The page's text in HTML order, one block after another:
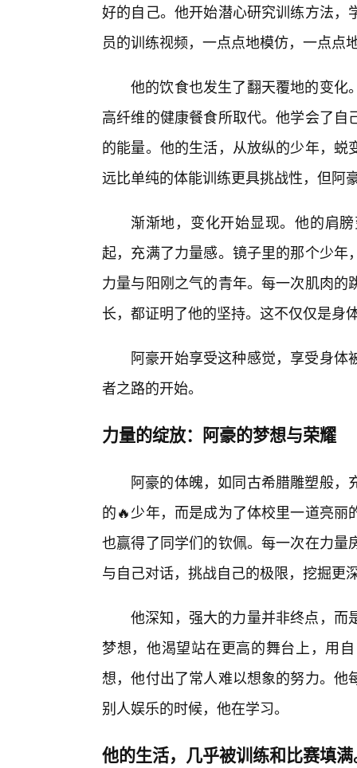
好的自己。他开始潜心研究训练方法
员的训练视频，一点点地模仿，一点点
他的饮食也发生了翻天覆地的变化
高纤维的健康餐食所取代。他学会了
的能量。他的生活，从放纵的少年，
远比单纯的体能训练更具挑战性，但阿
渐渐地，变化开始显现。他的肩
起，充满了力量感。镜子里的那个少
力量与阳刚之气的青年。每一次肌肉
长，都证明了他的坚持。这不仅仅是身
阿豪开始享受这种感觉，享受身
者之路的开始。
力量的绽放：阿豪的梦想与荣耀
阿豪的体魄，如同古希腊雕塑般
的🔥少年，而是成为了体校里一道亮
也赢得了同学们的钦佩。每一次在力
与自己对话，挑战自己的极限，挖掘更
他深知，强大的力量并非终点，而
梦想，他渴望站在更高的舞台上，用
想，他付出了常人难以想象的努力。
别人娱乐的时候，他在学习。
他的生活，几乎被训练和比赛填